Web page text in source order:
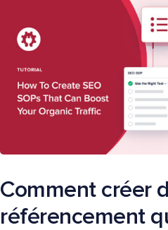
Comment créer
référencement